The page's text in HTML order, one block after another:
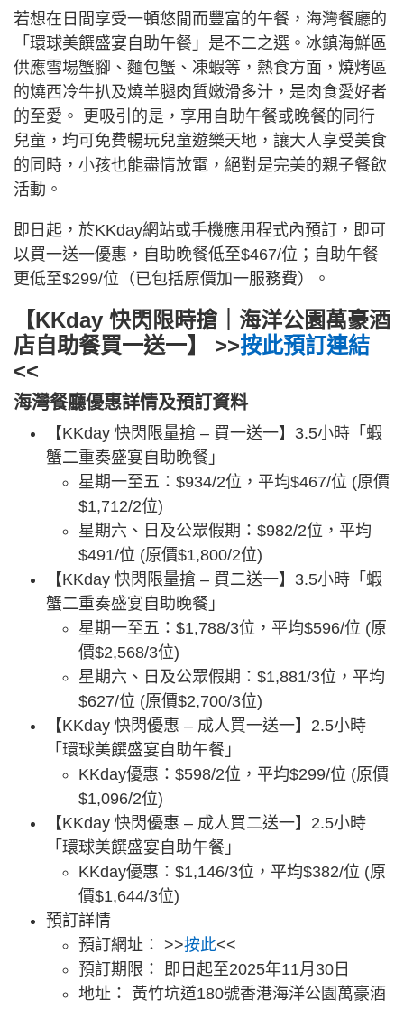
若想在日間享受一頓悠閒而豐富的午餐，海灣餐廳的
「環球美饌盛宴自助午餐」是不二之選。冰鎮海鮮區
供應雪場蟹腳、麵包蟹、凍蝦等，熱食方面，燒烤區
的燒西冷牛扒及燒羊腿肉質嫩滑多汁，是肉食愛好者
的至愛。 更吸引的是，享用自助午餐或晚餐的同行
兒童，均可免費暢玩兒童遊樂天地，讓大人享受美食
的同時，小孩也能盡情放電，絕對是完美的親子餐飲
活動。
即日起，於KKday網站或手機應用程式內預訂，即可
以買一送一優惠，自助晚餐低至$467/位；自助午餐
更低至$299/位（已包括原價加一服務費）。
【KKday 快閃限時搶｜海洋公園萬豪酒
店自助餐買一送一】 >>按此預訂連結
<<
海灣餐廳優惠詳情及預訂資料
【KKday 快閃限量搶 – 買一送一】3.5小時「蝦
蟹二重奏盛宴自助晚餐」
星期一至五：$934/2位，平均$467/位 (原價
$1,712/2位)
星期六、日及公眾假期：$982/2位，平均
$491/位 (原價$1,800/2位)
【KKday 快閃限量搶 – 買二送一】3.5小時「蝦
蟹二重奏盛宴自助晚餐」
星期一至五：$1,788/3位，平均$596/位 (原
價$2,568/3位)
星期六、日及公眾假期：$1,881/3位，平均
$627/位 (原價$2,700/3位)
【KKday 快閃優惠 – 成人買一送一】2.5小時
「環球美饌盛宴自助午餐」
KKday優惠：$598/2位，平均$299/位 (原價
$1,096/2位)
【KKday 快閃優惠 – 成人買二送一】2.5小時
「環球美饌盛宴自助午餐」
KKday優惠：$1,146/3位，平均$382/位 (原
價$1,644/3位)
預訂詳情
預訂網址： >>按此<<
預訂期限： 即日起至2025年11月30日
地址： 黃竹坑道180號香港海洋公園萬豪酒